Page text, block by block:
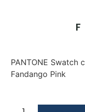
PANTONE Swatch
Fandango Pink